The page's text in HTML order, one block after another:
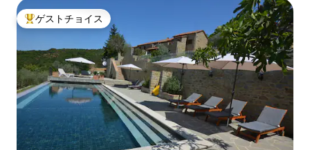
ラーコンパートメントがあります。 ゲス
トは家をまるまる貸切でご利用いただけ
ます どんなご要望でもお気軽にお問い合
わせください。 トスカーナでこれ以上魅
力的な場所はありません。ブドウ園と古
いセラーが豊富な、標高650mの丘の上に
位置する魅力的なキャンティの村です。
近くには有名なスパのあるキャンチャー
ノ、魅力的でロマンチックなピエンツ
ァ、温泉のあるバニヴィニョーネ、時を
さかのぼるモンティッケッリョ、シエ
大好評のゲストチョイスです。
ゲストチョイス